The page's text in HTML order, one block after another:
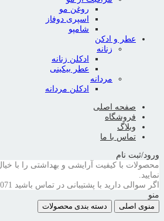
روغن مو
اسپری دوفاز
شامپو
عطر و ادکن
زنانه
ادکلن زنانه
عطر بیکینی
مردانه
ادکلن مردانه
صفحه اصلی
فروشگاه
وبلاگ
تماس با ما
ورود/ثبت نام
محصولات با کیفیت آرایشی و بهداشتی را با
نمایید.
اگر سوالی دارید با پشتیبانی در تماس باشید
منو
منوی اصلی
دسته بندی محصولات